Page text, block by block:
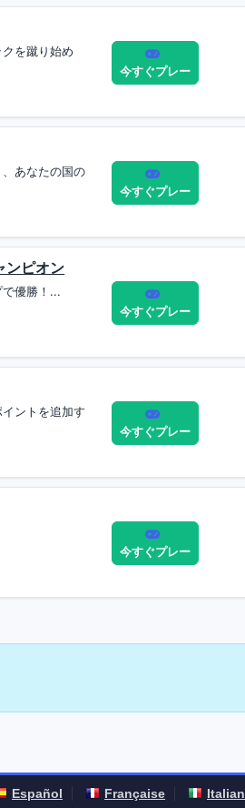
を蹴り始め
今すぐプレー
あなたの国の
今すぐプレー
ピオン
優勝！...
今すぐプレー
ントを追加す
今すぐプレー
今すぐプレー
Español Française